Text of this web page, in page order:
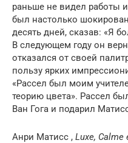
раньше не видел работы
был настолько
десять дней, сказав: «Я
В следующем году он
отказался от своей
пользу ярких
«Рассел был моим
теорию цвета». Рассел
Ван Гога и подарил
Анри Матисс , Luxe, Calme